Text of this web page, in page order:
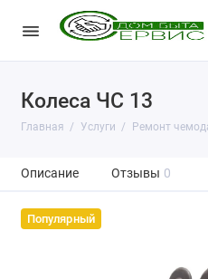
Колеса ЧС 13
Главная Услуги Ремонт
Описание Отзывы 0
Популярный